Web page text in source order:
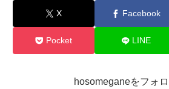
X Facebook
Pocket LINE
hosomeganeをフォ